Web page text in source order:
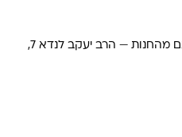
בתיאום מראש, חינם מהחנות — הרב יעקב לנדא 7,